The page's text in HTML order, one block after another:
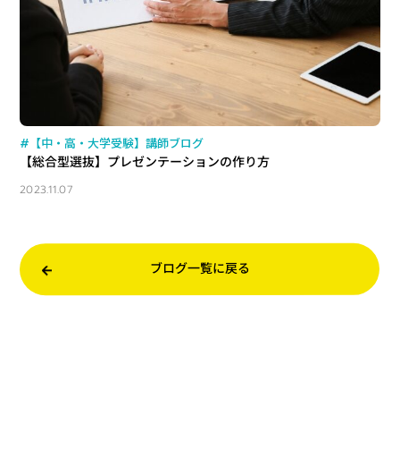
#【中・高・大学受験】講師ブログ
【総合型選抜】プレゼンテーションの作り方
2023.11.07
ブログ一覧に戻る